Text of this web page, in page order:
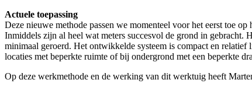
Actuele toepassing
Deze nieuwe methode passen we momenteel voor het eerst toe
Inmiddels zijn al heel wat meters succesvol de grond in gebracht.
minimaal geroerd. Het ontwikkelde systeem is compact en
locaties met beperkte ruimte of bij ondergrond met een beperkte
Op deze werkmethode en de werking van dit werktuig heeft